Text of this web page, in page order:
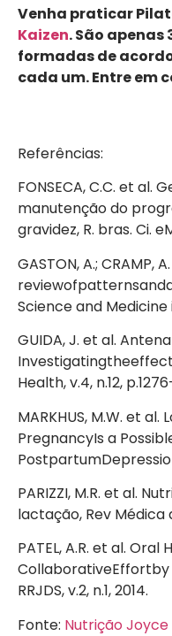
Venha praticar
Kaizen. São
formadas de
cada um. Entre em
Referências:
FONSECA, C.C. et al.
manutenção do
gravidez, R. bras. Ci.
GASTON, A.; CRAMP,
Science and Medicine
GUIDA, J. et al.
Health, v.4, n.12,
MARKHUS, M.W. et
PregnancyIs a
PARIZZI, M.R. et al.
lactação, Rev Médica
PATEL, A.R. et al.
CollaborativeEffortby
RRJDS, v.2, n.1, 2014.
Fonte: Nutrição Joyce